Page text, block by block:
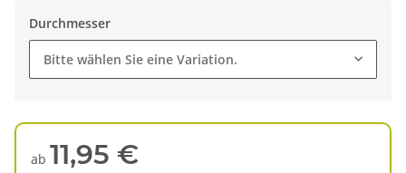
Durchmesser
Bitte wählen Sie eine Variation.
ab 11,95 €